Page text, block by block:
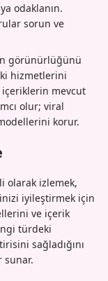
odaklanın.
sorun ve
görünürlüğünü
hizmetlerini
mevcut
olur; viral
korur.
olarak izlemek,
iyileştirmek için
ve içerik
türdeki
sağladığını
sunar.